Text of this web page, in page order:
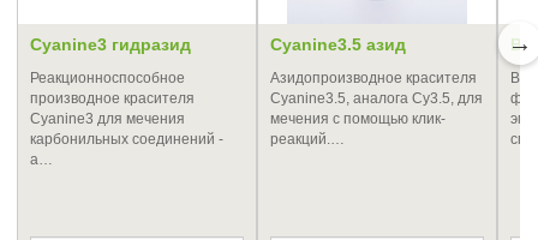
Cyanine3 гидразид
Реакционноспособное
производное красителя
Cyanine3 для мечения
карбонильных соединений -
а…
Cyanine3.5 азид
Азидопроизводное красителя
Cyanine3.5, аналога Cy3.5, для
мечения с помощью клик-
реакций.…
→